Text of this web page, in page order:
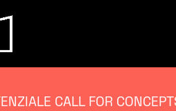
CALL FOR